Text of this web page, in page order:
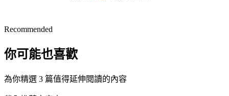
Recommended
你可能也喜歡
為你精選 3 篇值得延伸閱讀的內容